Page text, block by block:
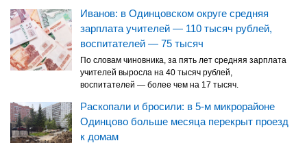
Иванов: в Одинцовском округе средняя
зарплата учителей — 110 тысяч рублей,
воспитателей — 75 тысяч
По словам чиновника, за пять лет средняя зарплата
учителей выросла на 40 тысяч рублей,
воспитателей — более чем на 17 тысяч.
Раскопали и бросили: в 5-м микрорайоне
Одинцово больше месяца перекрыт проезд
к домам